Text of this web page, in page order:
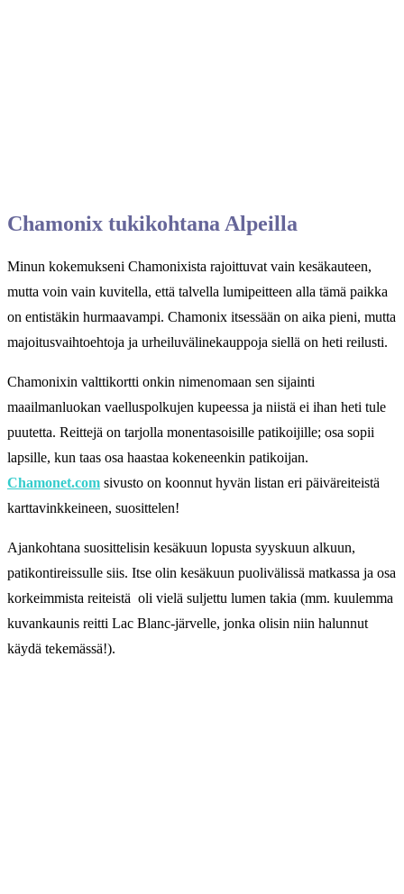
Chamonix tukikohtana Alpeilla
Minun kokemukseni Chamonixista rajoittuvat vain kesäkauteen,
mutta voin vain kuvitella, että talvella lumipeitteen alla tämä paikka
on entistäkin hurmaavampi. Chamonix itsessään on aika pieni, mutta
majoitusvaihtoehtoja ja urheiluvälinekauppoja siellä on heti reilusti.
Chamonixin valttikortti onkin nimenomaan sen sijainti
maailmanluokan vaelluspolkujen kupeessa ja niistä ei ihan heti tule
puutetta. Reittejä on tarjolla monentasoisille patikoijille; osa sopii
lapsille, kun taas osa haastaa kokeneenkin patikoijan.
Chamonet.com sivusto on koonnut hyvän listan eri päiväreiteistä
karttavinkkeineen, suosittelen!
Ajankohtana suosittelisin kesäkuun lopusta syyskuun alkuun,
patikontireissulle siis. Itse olin kesäkuun puolivälissä matkassa ja osa
korkeimmista reiteistä oli vielä suljettu lumen takia (mm. kuulemma
kuvankaunis reitti Lac Blanc-järvelle, jonka olisin niin halunnut
käydä tekemässä!).